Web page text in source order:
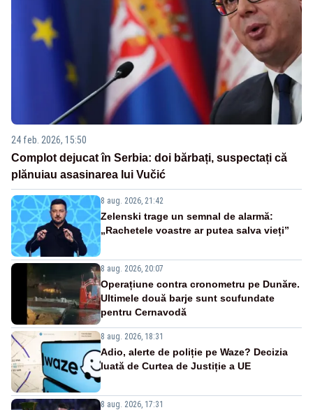
24 feb. 2026, 15:50
Complot dejucat în Serbia: doi bărbați, suspectați că
plănuiau asasinarea lui Vučić
8 aug. 2026, 21:42
Zelenski trage un semnal de alarmă:
„Rachetele voastre ar putea salva vieți”
8 aug. 2026, 20:07
Operațiune contra cronometru pe Dunăre.
Ultimele două barje sunt scufundate
pentru Cernavodă
8 aug. 2026, 18:31
Adio, alerte de poliție pe Waze? Decizia
luată de Curtea de Justiție a UE
8 aug. 2026, 17:31